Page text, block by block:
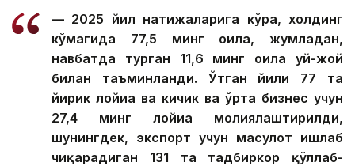
— 2025 йил натижаларига кўра, холдинг
кўмагида 77,5 минг оила, жумладан,
навбатда турган 11,6 минг оила уй-жой
билан таъминланди. Ўтган йили 77 та
йирик лойиҳа ва кичик ва ўрта бизнес учун
27,4 минг лойиҳа молиялаштирилди,
шунингдек, экспорт учун маҳсулот ишлаб
чиқарадиган 131 та тадбиркор қўллаб-